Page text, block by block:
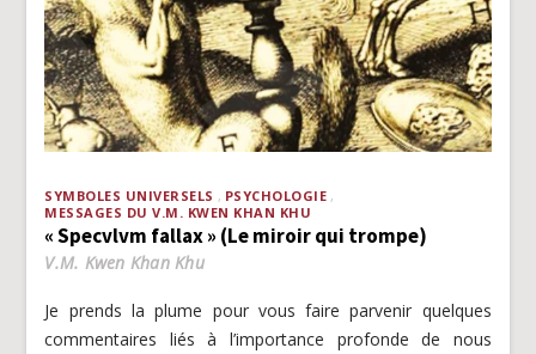
SYMBOLES UNIVERSELS
PSYCHOLOGIE
MESSAGES DU V.M. KWEN KHAN KHU
« Specvlvm fallax » (Le miroir qui trompe)
V.M. Kwen Khan Khu
Je prends la plume pour vous faire parvenir quelques
commentaires liés à l’importance profonde de nous